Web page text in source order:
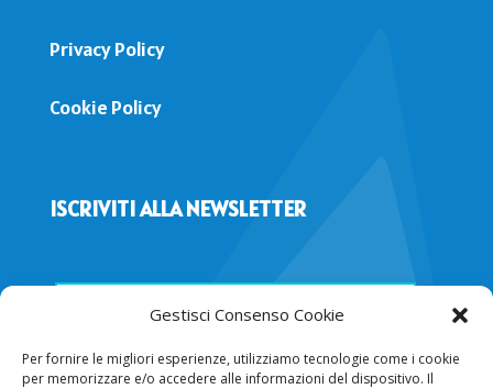
Gestisci Consenso Cookie
Per fornire le migliori esperienze, utilizziamo tecnologie come i cookie
per memorizzare e/o accedere alle informazioni del dispositivo. Il
Privacy Policy
Cookie Policy
ISCRIVITI ALLA NEWSLETTER